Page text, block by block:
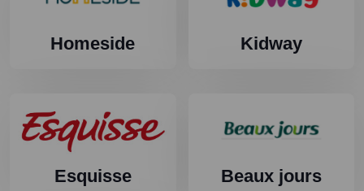
Homeside Kidway
Esquisse Beaux jours